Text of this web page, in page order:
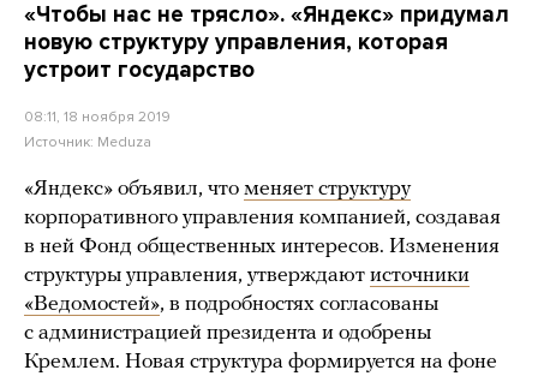
«Чтобы нас не трясло». «Яндекс» придумал
новую структуру управления, которая
устроит государство
08:11, 18 ноября 2019
Источник: Meduza
«Яндекс» объявил, что меняет структуру
корпоративного управления компанией, создавая
в ней Фонд общественных интересов. Изменения
структуры управления, утверждают источники
«Ведомостей», в подробностях согласованы
с администрацией президента и одобрены
Кремлем. Новая структура формируется на фоне